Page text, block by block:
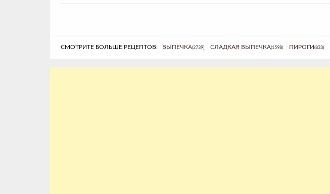
СМОТРИТЕ БОЛЬШЕ РЕЦЕПТОВ: ВЫПЕЧКА(2739) СЛАДКАЯ ВЫПЕЧКА(1598) ПИРОГИ(833)